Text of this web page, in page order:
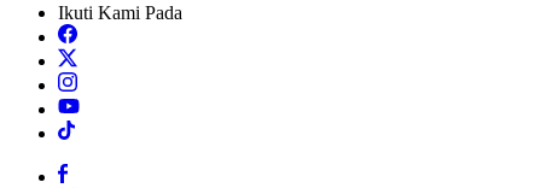
Ikuti Kami Pada